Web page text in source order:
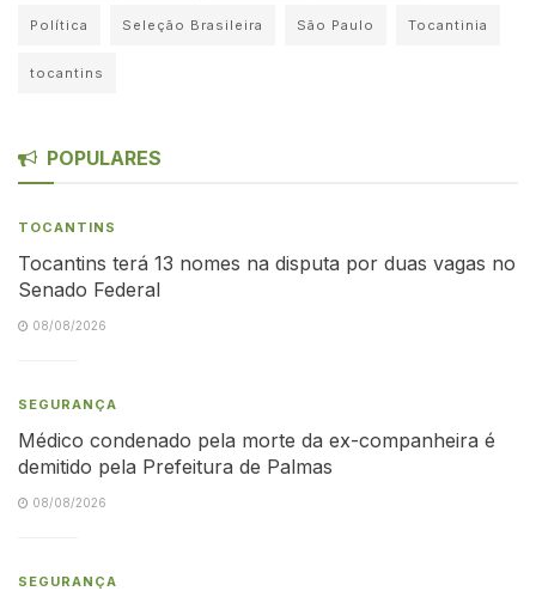
Política Seleção Brasileira São Paulo Tocantinia
tocantins
POPULARES
TOCANTINS
Tocantins terá 13 nomes na disputa por duas vagas no
Senado Federal
08/08/2026
SEGURANÇA
Médico condenado pela morte da ex-companheira é
demitido pela Prefeitura de Palmas
08/08/2026
SEGURANÇA